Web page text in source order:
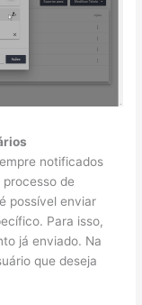
notificados
de
possível enviar
Para isso,
já enviado. Na
que deseja